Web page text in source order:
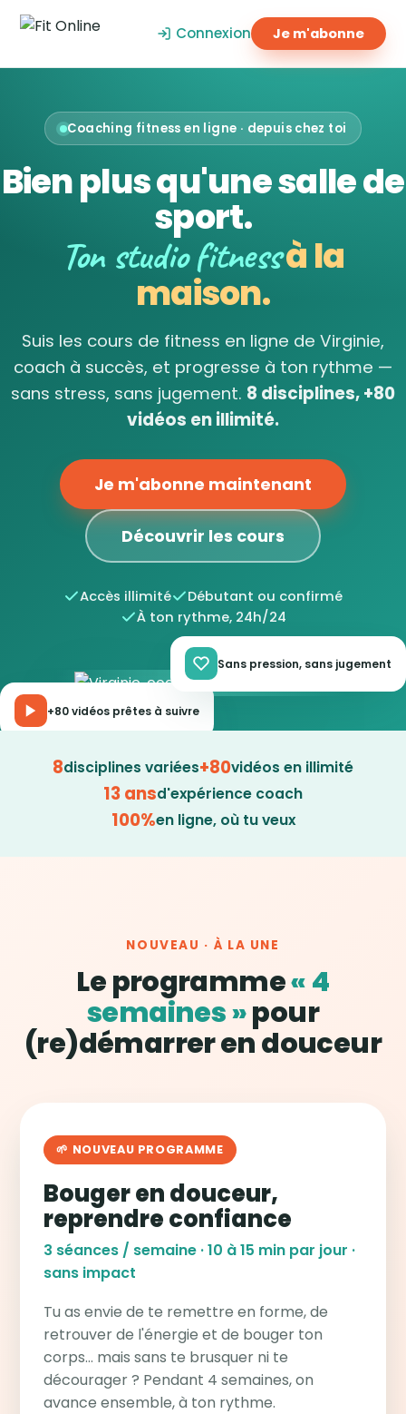
Connexion Je m'abonne
Coaching fitness en ligne · depuis chez toi
Bien plus qu'une salle de
sport.
Ton studio fitnessà la
maison.
Suis les cours de fitness en ligne de Virginie,
coach à succès, et progresse à ton rythme —
sans stress, sans jugement. 8 disciplines, +80
vidéos en illimité.
Je m'abonne maintenant
Découvrir les cours
Accès illimité
Débutant ou confirmé
À ton rythme, 24h/24
+80 vidéos prêtes à suivre
Sans pression, sans jugement
8disciplines variées+80vidéos en illimité
13 ansd'expérience coach
100%en ligne, où tu veux
NOUVEAU · À LA UNE
Le programme« 4
semaines »pour
(re)démarrer en douceur
🌱 NOUVEAU PROGRAMME
Bouger en douceur,
reprendre confiance
3 séances / semaine · 10 à 15 min par jour ·
sans impact
Tu as envie de te remettre en forme, de
retrouver de l'énergie et de bouger ton
corps… mais sans te brusquer ni te
décourager ? Pendant 4 semaines, on
avance ensemble, à ton rythme.